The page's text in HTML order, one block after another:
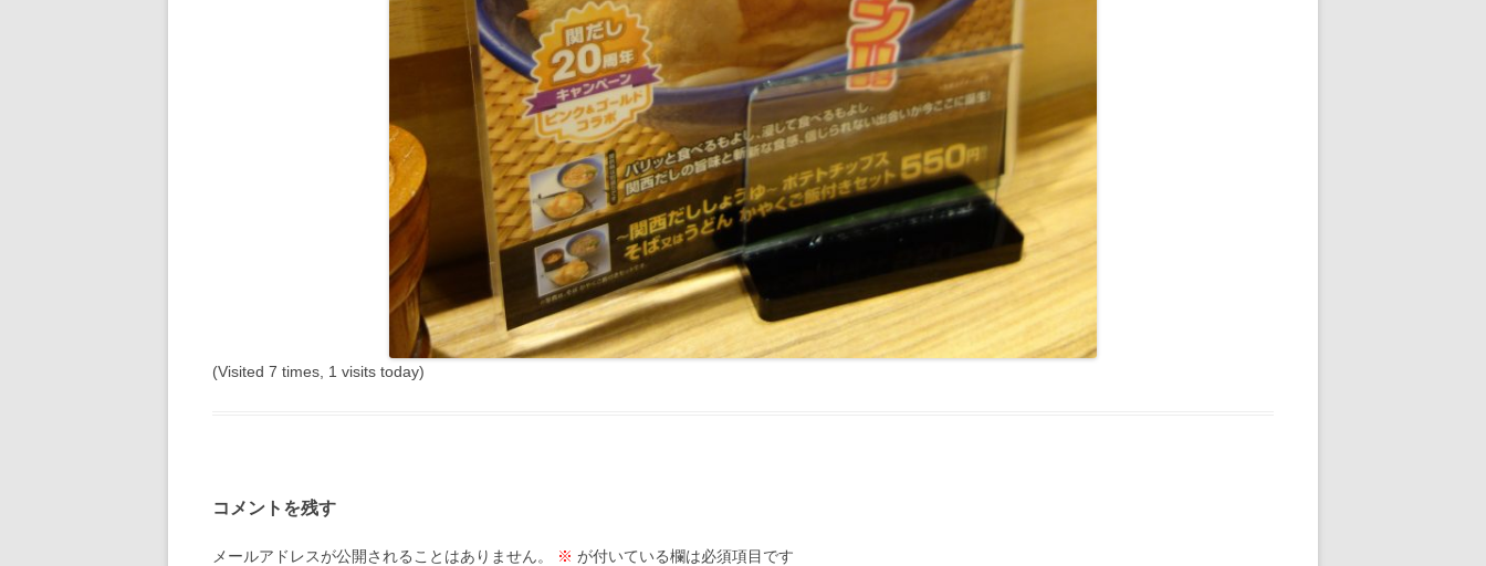
(Visited 7 times, 1 visits today)
コメントを残す
メールアドレスが公開されることはありません。 ※ が付いている欄は必須項目です